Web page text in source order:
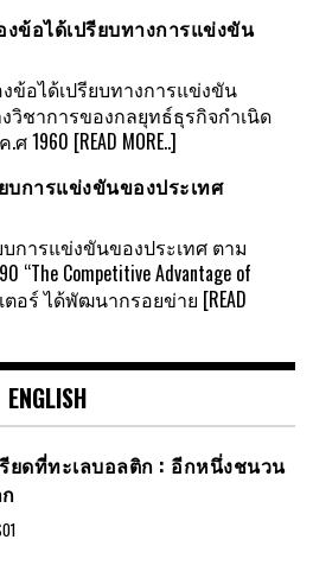
ข้อได้เปรียบทางการแข่งขัน
ข้อได้เปรียบทางการแข่งขัน
วิชาการของกลยุทธ์ธุรกิจกำเนิด
ศ 1960 [READ MORE..]
บการแข่งขันของประเทศ
บการแข่งขันของประเทศ ตาม
“The Competitive Advantage of
เตอร์ ได้พัฒนากรอยข่าย [READ
ENGLISH
ยดที่ทะเลบอลติก : อีกหนึ่งชนวน